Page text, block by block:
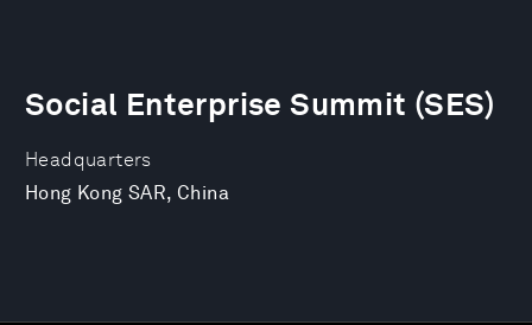
Headquarters
Hong Kong SAR, China
Social Enterprise Summit (SES)